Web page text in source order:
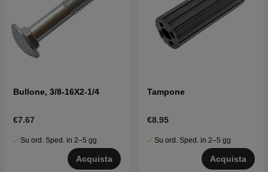
Bullone, 3/8-16X2-1/4
€7.67
Su ord. Sped. in 2–5 gg
Acquista
Tampone
€8.95
Su ord. Sped. in 2–5 gg
Acquista